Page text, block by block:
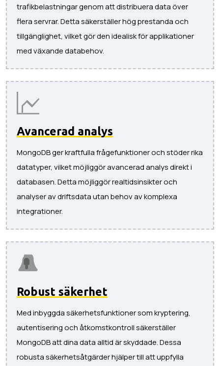
trafikbelastningar genom att distribuera data över
flera servrar. Detta säkerställer hög prestanda och
tillgänglighet, vilket gör den idealisk för applikationer
med växande databehov.
Avancerad analys
MongoDB ger kraftfulla frågefunktioner och stöder rika
datatyper, vilket möjliggör avancerad analys direkt i
databasen. Detta möjliggör realtidsinsikter och
analyser av driftsdata utan behov av komplexa
integrationer.
Robust säkerhet
Med inbyggda säkerhetsfunktioner som kryptering,
autentisering och åtkomstkontroll säkerställer
MongoDB att dina data alltid är skyddade. Dessa
robusta säkerhetsåtgärder hjälper till att uppfylla